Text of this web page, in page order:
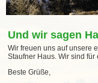
Und wir sagen
Wir freuen uns auf unsere
Staufner Haus. Wir sind
Beste Grüße,